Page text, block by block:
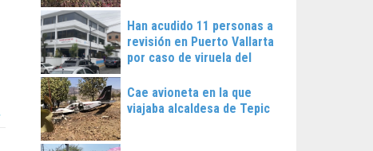
Han acudido 11 personas a
revisión en Puerto Vallarta
por caso de viruela del
Cae avioneta en la que
viajaba alcaldesa de Tepic